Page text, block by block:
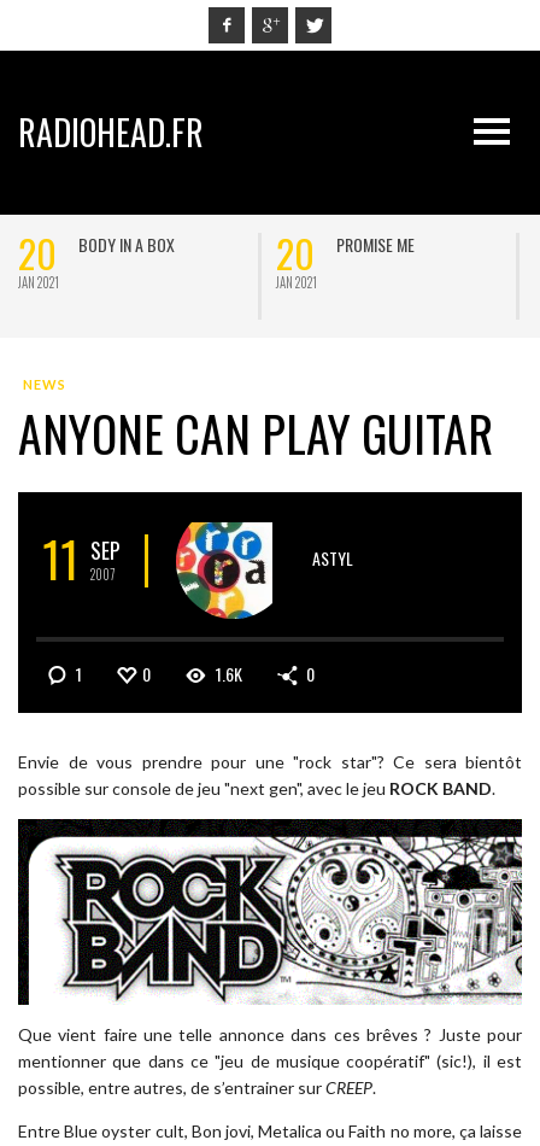
RADIOHEAD.FR
20
JAN 2021
BODY IN A BOX 20
JAN 2021
PROMISE ME
NEWS
ANYONE CAN PLAY GUITAR
11 SEP
2007
ASTYL
1 0 1.6K 0
Envie de vous prendre pour une "rock star"? Ce sera bientôt
possible sur console de jeu "next gen", avec le jeu ROCK BAND.
Que vient faire une telle annonce dans ces brêves ? Juste pour
mentionner que dans ce "jeu de musique coopératif" (sic!), il est
possible, entre autres, de s’entrainer surCREEP.
Entre Blue oyster cult, Bon jovi, Metalica ou Faith no more, ça laisse